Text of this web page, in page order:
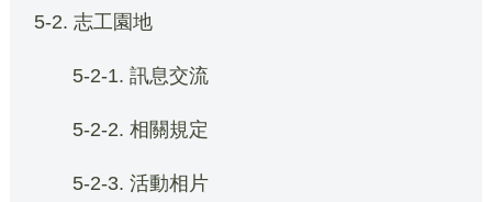
5-2. 志工園地
5-2-1. 訊息交流
5-2-2. 相關規定
5-2-3. 活動相片